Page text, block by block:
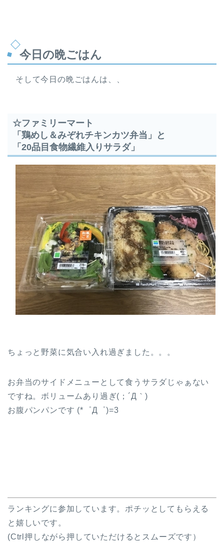
今日の晩ごはん
そして今日の晩ごはんは、、
☆ファミリーマート
「鶏めし＆みぞれチキンカツ弁当」と
「20品目食物繊維入りサラダ」
ちょっと野菜に気合い入れ過ぎました。。。
お弁当のサイドメニューとして食うサラダじゃぁない
ですね。ボリュームあり過ぎ(；´Д｀)
お腹パンパンです (*゜Д゜)=3
ランキングに参加しています。ポチッとしてもらえる
と嬉しいです。
(Ctrl押しながら押していただけるとスムーズです）